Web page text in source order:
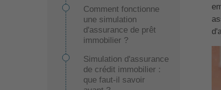
Comment fonctionne
une simulation
d'assurance de prêt
immobilier ?
Simulation d'assurance
de crédit immobilier :
que faut-il savoir